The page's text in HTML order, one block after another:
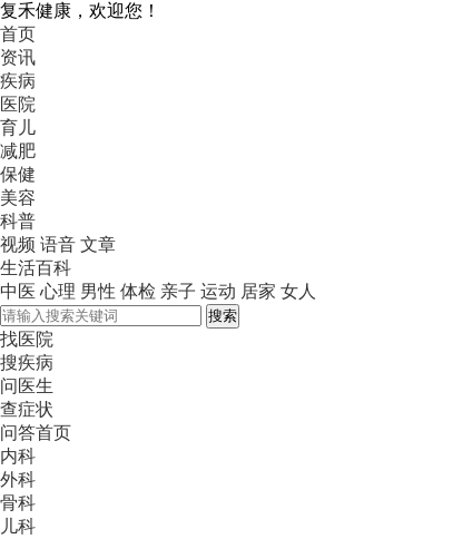
复禾健康，欢迎您！
首页
资讯
疾病
医院
育儿
减肥
保健
美容
科普
视频 语音 文章
生活百科
中医 心理 男性 体检 亲子 运动 居家 女人
搜索
找医院
搜疾病
问医生
查症状
问答首页
内科
外科
骨科
儿科